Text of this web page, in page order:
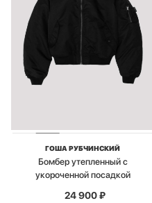
ГОША РУБЧИНСКИЙ
Бомбер утепленный с
укороченной посадкой
24 900₽